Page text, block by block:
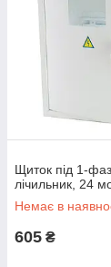
Щиток під 1-
лічильник, 24
Немає в
605 ₴